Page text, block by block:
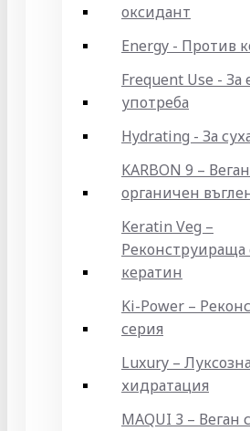
оксидант
Energy - Против
Frequent Use -
употреба
Hydrating - За
KARBON 9 –
органичен
Keratin Veg –
Реконструираща
кератин
Ki-Power –
серия
Luxury – Луксозна
хидратация
MAQUI 3 – Веган